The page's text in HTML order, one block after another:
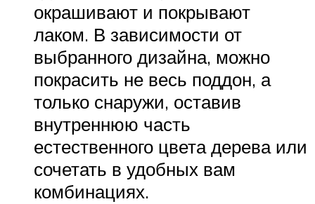
окрашивают и покрывают
лаком. В зависимости от
выбранного дизайна, можно
покрасить не весь поддон, а
только снаружи, оставив
внутреннюю часть
естественного цвета дерева или
сочетать в удобных вам
комбинациях.